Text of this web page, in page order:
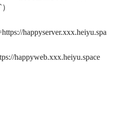
happyserver.xxx.heiyu.spa
happyweb.xxx.heiyu.space